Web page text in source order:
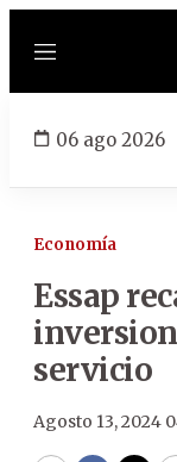
Menú
06 ago 2026
Economía
Essap
servicio
Agosto 13, 2024